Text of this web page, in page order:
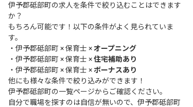
伊予郡砥部町の求人を条件で絞り込むことはできます
か？
もちろん可能です！以下の条件がよく見られていま
す。
・ 伊予郡砥部町 × 保育士 ×オープニング
・ 伊予郡砥部町 × 保育士 ×住宅補助あり
・ 伊予郡砥部町 × 保育士 ×ボーナスあり
他にも様々な条件で絞り込みができます！
伊予郡砥部町の一覧ページからご確認ください。
自分で職場を探すのは自信が無いので、伊予郡砥部町